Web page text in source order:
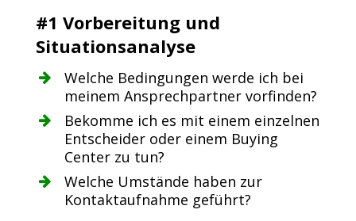
#1 Vorbereitung und
Situationsanalyse
Welche Bedingungen werde ich bei
meinem Ansprechpartner vorfinden?
Bekomme ich es mit einem einzelnen
Entscheider oder einem Buying
Center zu tun?
Welche Umstände haben zur
Kontaktaufnahme geführt?